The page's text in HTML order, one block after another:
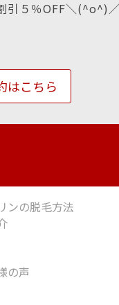
引５％OFF＼(^o^)
はこちら
ンの脱毛方法
の声